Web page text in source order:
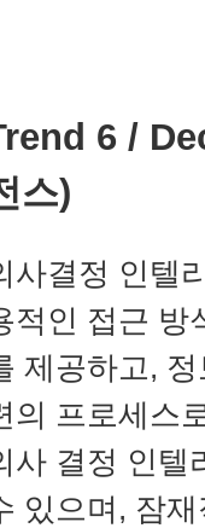
6 /
스)
사결정 인텔
적인 접근 방
제공하고,
의 프로세스
사 결정 인텔
있으며, 잠